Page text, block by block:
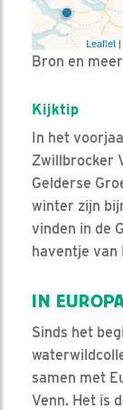
Leaflet|
Bron en
Kijktip
In het
Zwillbrocker
Gelderse
winter zijn
vinden in de
haventje van
IN
Sinds het
samen met
Venn. Het is